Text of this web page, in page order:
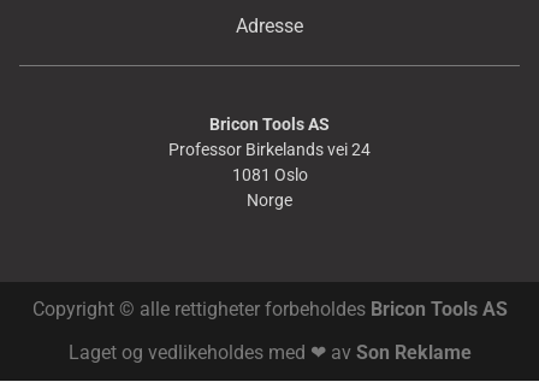
Adresse
Bricon Tools AS
Professor Birkelands vei 24
1081 Oslo
Norge
Copyright © alle rettigheter forbeholdes Bricon Tools AS
Laget og vedlikeholdes med ❤ av Son Reklame